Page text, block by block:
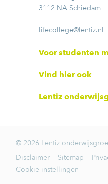
3112 NA Schiedam
lifecollege@lentiz.nl
Voor studenten
Vind hier ook
Lentiz
© 2026 Lentiz
Disclaimer
Sitemap
Cookie instellingen